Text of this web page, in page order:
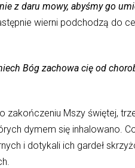
z daru mowy, abyśmy go
wierni podchodzą do
Bóg zachowa cię od
zakończeniu Mszy świętej,
dymem się inhalowano.
i dotykali ich gardeł